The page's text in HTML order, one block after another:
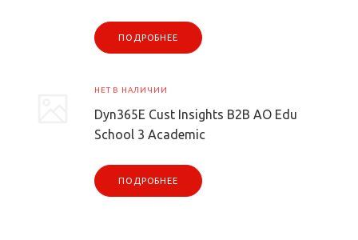
ПОДРОБНЕЕ
НЕТ В НАЛИЧИИ
Dyn365E Cust Insights B2B AO Edu
School 3 Academic
ПОДРОБНЕЕ